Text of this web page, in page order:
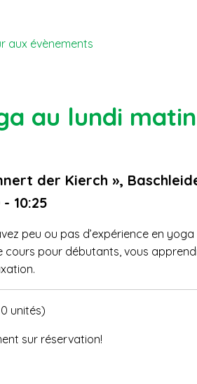
aux évènements
au lundi
der Kierch »,
- 10:25
peu ou pas d’expérience en
cours pour débutants, vous
unités)
sur réservation!